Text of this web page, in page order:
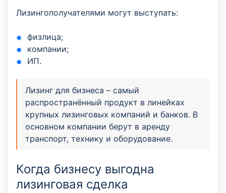
Лизингополучателями могут выступать:
физлица;
компании;
ИП.
Лизинг для бизнеса – самый
распространённый продукт в линейках
крупных лизинговых компаний и банков. В
основном компании берут в аренду
транспорт, технику и оборудование.
Когда бизнесу выгодна
лизинговая сделка